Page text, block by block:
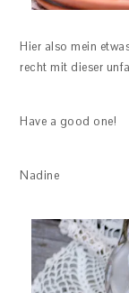
Hier also mein
recht mit dieser
Have a good one!
Nadine